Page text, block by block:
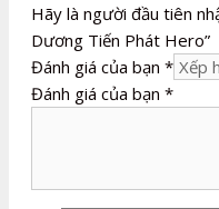
Hãy là người đầu tiên
Dương Tiến Phát Hero”
Đánh giá của bạn *
Đánh giá của bạn *